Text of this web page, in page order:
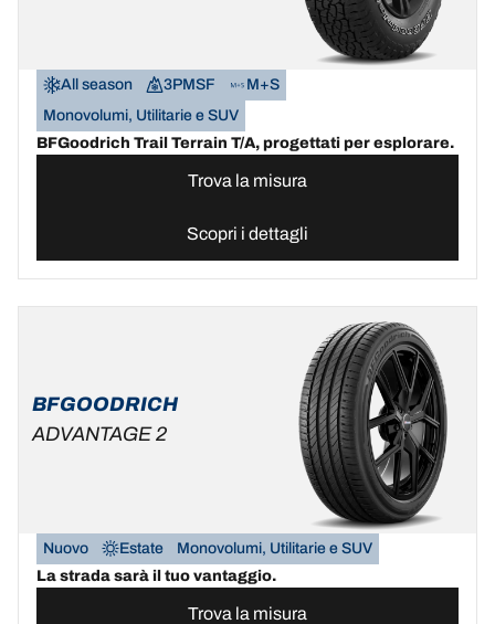
All season 3PMSF
M+S
Monovolumi, Utilitarie e SUV
BFGoodrich Trail Terrain T/A, progettati per esplorare.
Trova la misura
Scopri i dettagli
BFGOODRICH
ADVANTAGE 2
Nuovo Estate
Monovolumi, Utilitarie e SUV
La strada sarà il tuo vantaggio.
Trova la misura